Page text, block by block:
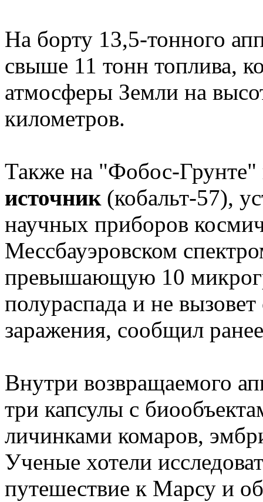
На борту 13,5-тонного
свыше 11 тонн топлива,
атмосферы Земли на
километров.
Также на "Фобос-
источник (кобальт-57),
научных приборов
Мессбауэровском
превышающую 10
полураспада и не
заражения, сообщил
Внутри возвращаемого
три капсулы с
личинками комаров,
Ученые хотели
путешествие к Марсу и